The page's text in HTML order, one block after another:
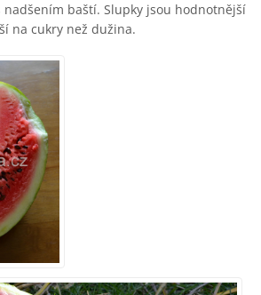
nadšením baští. Slupky jsou hodnotnější
na cukry než dužina.